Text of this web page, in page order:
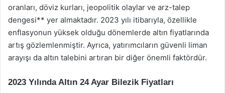
oranları, döviz kurları, jeopolitik olaylar ve arz-talep
dengesi** yer almaktadır. 2023 yılı itibarıyla, özellikle
enflasyonun yüksek olduğu dönemlerde altın fiyatlarında
artış gözlemlenmiştir. Ayrıca, yatırımcıların güvenli liman
arayışı da altın talebini artıran bir diğer önemli faktördür.
2023 Yılında Altın 24 Ayar Bilezik Fiyatları